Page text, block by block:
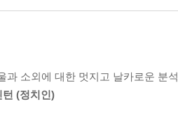
해해봐도 우울증의 근원을 파악할
증 치료제를 개발하려면 제약회사
해서는 돈을 받을 수 없다는 얘기
과 소외에 대한 멋지고 날카로운 분
(정치인)